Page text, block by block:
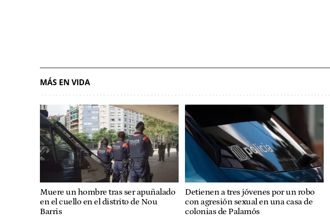
MÁS EN VIDA
Muere un hombre tras ser apuñalado
en el cuello en el distrito de Nou
Barris
Detienen a tres jóvenes por un robo
con agresión sexual en una casa de
colonias de Palamós